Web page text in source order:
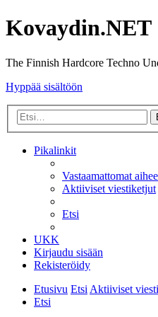
Kovaydin.NET
The Finnish Hardcore Techno
Hyppää sisältöön
Pikalinkit
Vastaamattomat
Aktiiviset viestiketjut
Etsi
UKK
Kirjaudu sisään
Rekisteröidy
Etusivu EtsiAktiiviset
Etsi